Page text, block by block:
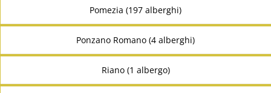
Pomezia (197 alberghi)
Ponzano Romano (4 alberghi)
Riano (1 albergo)